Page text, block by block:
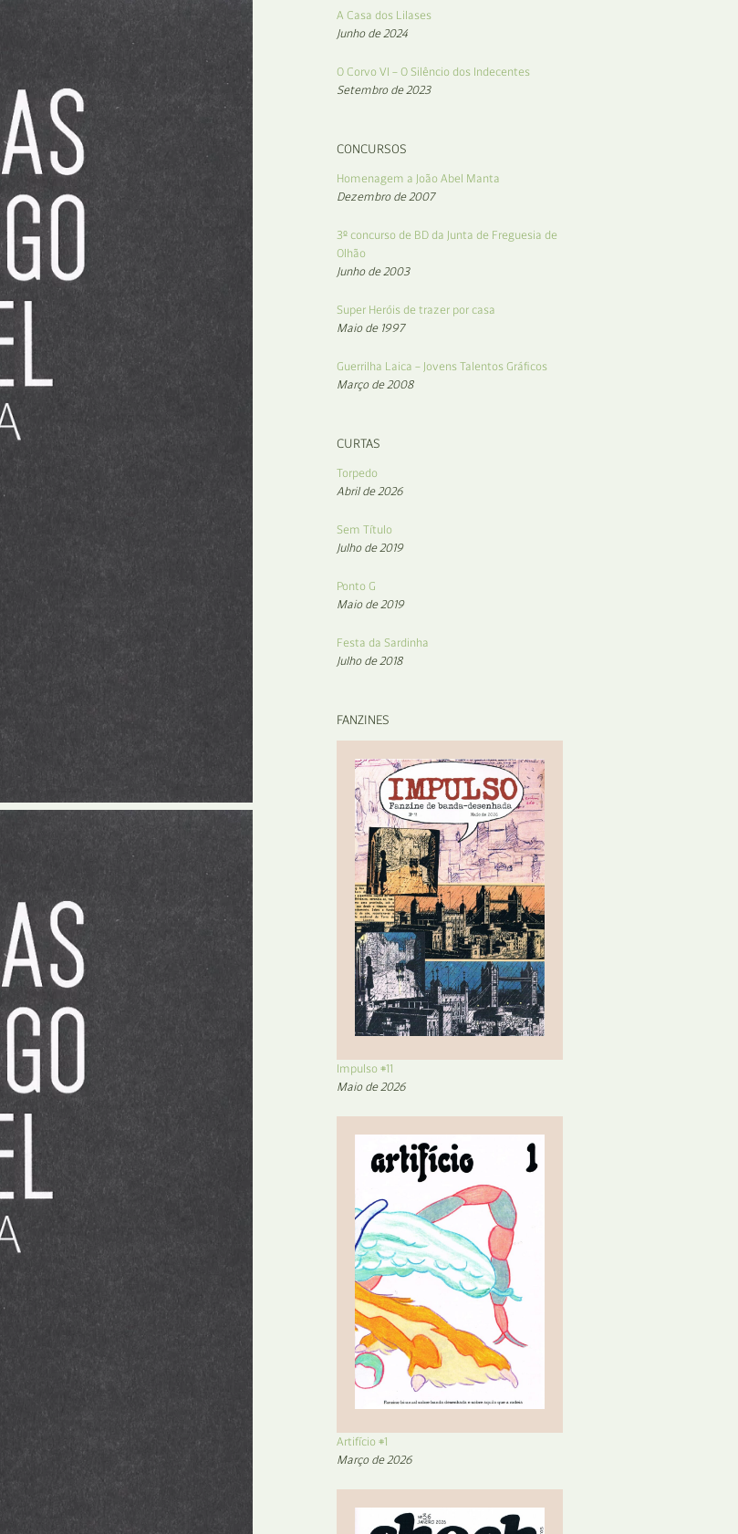
Colóquios
Concursos
Curtas
Edição Digital
Edição Portuguesa
Exposições e Eventos
Fanzines
Festivais e Salões
Formação
Internacional
Óbitos
Para BD
Publicação Original
Programas e Catálogos
Publicações em periódicos
Rubricas
Tertúlias
Web BD
A Casa dos Lilases
Junho de 2024
O Corvo VI – O Silêncio dos Indecentes
Setembro de 2023
CONCURSOS
Homenagem a João Abel Manta
Dezembro de 2007
3º concurso de BD da Junta de Freguesia de
Olhão
Junho de 2003
Super Heróis de trazer por casa
Maio de 1997
Guerrilha Laica – Jovens Talentos Gráficos
Março de 2008
CURTAS
Torpedo
Abril de 2026
Sem Título
Julho de 2019
Ponto G
Maio de 2019
Festa da Sardinha
Julho de 2018
FANZINES
Impulso #11
Maio de 2026
Artifício #1
Março de 2026